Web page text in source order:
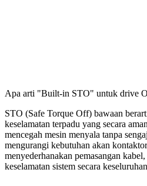
Apa arti "Built-in STO" untuk drive
STO (Safe Torque Off) bawaan
keselamatan terpadu yang secara
mencegah mesin menyala tanpa
mengurangi kebutuhan akan
menyederhanakan pemasangan
keselamatan sistem secara